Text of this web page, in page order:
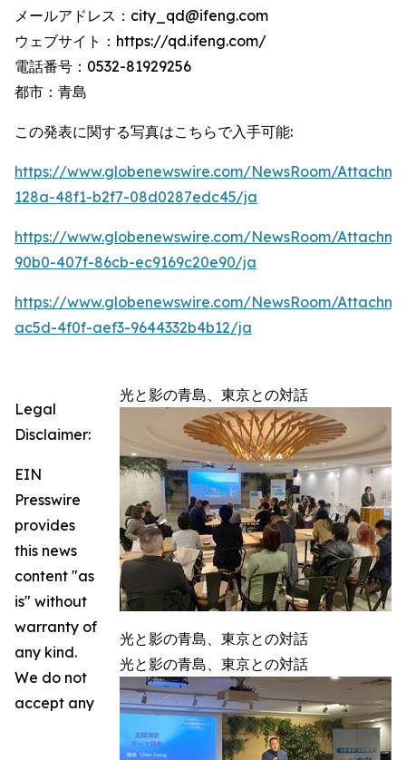
メールアドレス：city_qd@ifeng.com
ウェブサイト：https://qd.ifeng.com/
電話番号：0532-81929256
都市：青島
この発表に関する写真はこちらで入手可能:
https://www.globenewswire.com/NewsRoom/
128a-48f1-b2f7-08d0287edc45/ja
https://www.globenewswire.com/NewsRoom/
90b0-407f-86cb-ec9169c20e90/ja
https://www.globenewswire.com/NewsRoom/
ac5d-4f0f-aef3-9644332b4b12/ja
光と影の青島、東京との対話
光と影の青島、東京との対話
光と影の青島、東京との対話
Legal
Disclaimer:
EIN
Presswire
provides
this news
content "as
is" without
warranty of
any kind.
We do not
accept any